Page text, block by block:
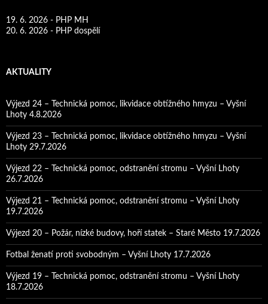
19. 6. 2026 - PHP MH
20. 6. 2026 - PHP dospělí
AKTUALITY
Výjezd 24 – Technická pomoc, likvidace obtížného hmyzu – Vyšní
Lhoty 4.8.2026
Výjezd 23 – Technická pomoc, likvidace obtížného hmyzu – Vyšní
Lhoty 29.7.2026
Výjezd 22 – Technická pomoc, odstranění stromu – Vyšní Lhoty
26.7.2026
Výjezd 21 – Technická pomoc, odstranění stromu – Vyšní Lhoty
19.7.2026
Výjezd 20 – Požár, nízké budovy, hoří statek – Staré Město 19.7.2026
Fotbal ženatí proti svobodným – Vyšní Lhoty 17.7.2026
Výjezd 19 – Technická pomoc, odstranění stromu – Vyšní Lhoty
18.7.2026